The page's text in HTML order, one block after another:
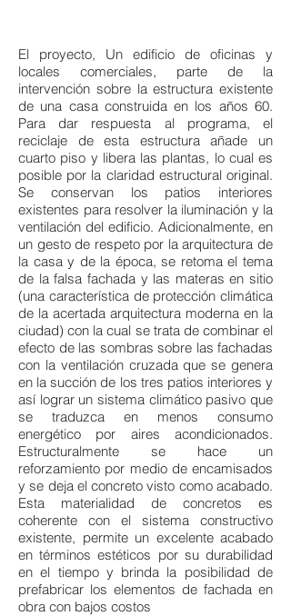
El proyecto, Un edificio de oficinas y
locales comerciales, parte de la
intervención sobre la estructura existente
de una casa construida en los años 60.
Para dar respuesta al programa, el
reciclaje de esta estructura añade un
cuarto piso y libera las plantas, lo cual es
posible por la claridad estructural original.
Se conservan los patios interiores
existentes para resolver la iluminación y la
ventilación del edificio. Adicionalmente, en
un gesto de respeto por la arquitectura de
la casa y de la época, se retoma el tema
de la falsa fachada y las materas en sitio
(una característica de protección climática
de la acertada arquitectura moderna en la
ciudad) con la cual se trata de combinar el
efecto de las sombras sobre las fachadas
con la ventilación cruzada que se genera
en la succión de los tres patios interiores y
así lograr un sistema climático pasivo que
se traduzca en menos consumo
energético por aires acondicionados.
Estructuralmente se hace un
reforzamiento por medio de encamisados
y se deja el concreto visto como acabado.
Esta materialidad de concretos es
coherente con el sistema constructivo
existente, permite un excelente acabado
en términos estéticos por su durabilidad
en el tiempo y brinda la posibilidad de
prefabricar los elementos de fachada en
obra con bajos costos